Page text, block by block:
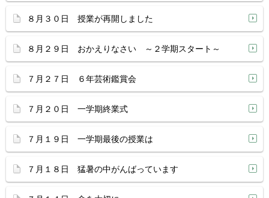
８月３０日 授業が再開しました
８月２９日 おかえりなさい ～２学期スタート～
７月２７日 ６年芸術鑑賞会
７月２０日 一学期終業式
７月１９日 一学期最後の授業は
７月１８日 猛暑の中がんばっています